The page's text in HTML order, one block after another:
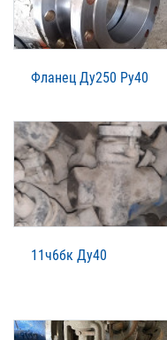
Фланец Ду250 Ру40
11ч6бк Ду40